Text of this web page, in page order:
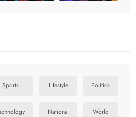
Sports Lifestyle Politics
National World